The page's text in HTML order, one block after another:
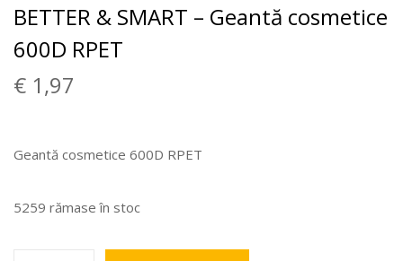
BETTER & SMART – Geantă cosmetice
600D RPET
€ 1,97
Geantă cosmetice 600D RPET
5259 rămase în stoc